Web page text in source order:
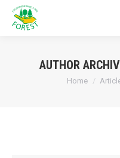
AUTHOR
You are here:
Home